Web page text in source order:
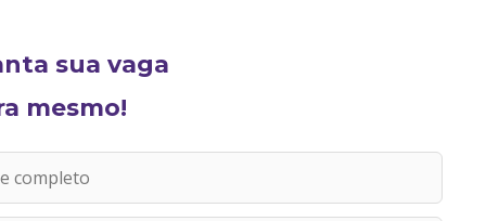
sua vaga
mesmo!